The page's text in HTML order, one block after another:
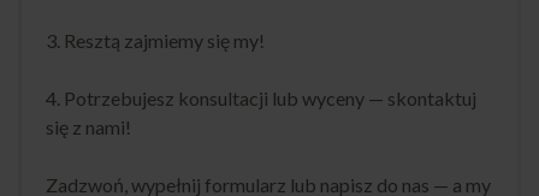
3. Resztą zajmiemy się my!
4. Potrzebujesz konsultacji lub wyceny — skontaktuj
się z nami!
Zadzwoń, wypełnij formularz lub napisz do nas — a my